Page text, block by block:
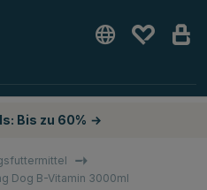
Bis zu 60% →
Dog B-Vitamin 3000ml